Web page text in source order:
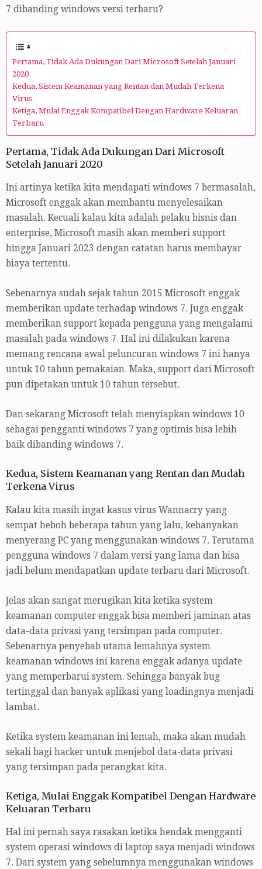
7 dibanding windows versi terbaru?
Pertama, Tidak Ada Dukungan Dari Microsoft Setelah Januari
2020
Kedua, Sistem Keamanan yang Rentan dan Mudah Terkena
Virus
Ketiga, Mulai Enggak Kompatibel Dengan Hardware Keluaran
Terbaru
Pertama, Tidak Ada Dukungan Dari Microsoft
Setelah Januari 2020
Ini artinya ketika kita mendapati windows 7 bermasalah,
Microsoft enggak akan membantu menyelesaikan
masalah. Kecuali kalau kita adalah pelaku bisnis dan
enterprise, Microsoft masih akan memberi support
hingga Januari 2023 dengan catatan harus membayar
biaya tertentu.
Sebenarnya sudah sejak tahun 2015 Microsoft enggak
memberikan update terhadap windows 7. Juga enggak
memberikan support kepada pengguna yang mengalami
masalah pada windows 7. Hal ini dilakukan karena
memang rencana awal peluncuran windows 7 ini hanya
untuk 10 tahun pemakaian. Maka, support dari Microsoft
pun dipetakan untuk 10 tahun tersebut.
Dan sekarang Microsoft telah menyiapkan windows 10
sebagai pengganti windows 7 yang optimis bisa lebih
baik dibanding windows 7.
Kedua, Sistem Keamanan yang Rentan dan Mudah
Terkena Virus
Kalau kita masih ingat kasus virus Wannacry yang
sempat heboh beberapa tahun yang lalu, kebanyakan
menyerang PC yang menggunakan windows 7. Terutama
pengguna windows 7 dalam versi yang lama dan bisa
jadi belum mendapatkan update terbaru dari Microsoft.
Jelas akan sangat merugikan kita ketika system
keamanan computer enggak bisa memberi jaminan atas
data-data privasi yang tersimpan pada computer.
Sebenarnya penyebab utama lemahnya system
keamanan windows ini karena enggak adanya update
yang memperbarui system. Sehingga banyak bug
tertinggal dan banyak aplikasi yang loadingnya menjadi
lambat.
Ketika system keamanan ini lemah, maka akan mudah
sekali bagi hacker untuk menjebol data-data privasi
yang tersimpan pada perangkat kita.
Ketiga, Mulai Enggak Kompatibel Dengan Hardware
Keluaran Terbaru
Hal ini pernah saya rasakan ketika hendak mengganti
system operasi windows di laptop saya menjadi windows
7. Dari system yang sebelumnya menggunakan windows